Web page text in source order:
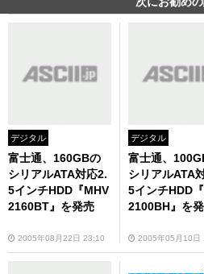
デジタル
富士通、160GBの
シリアルATA対応2.
5インチHDD『MHV
2160BT』を発売
2005年08月22日 23:10
デジタル
富士通、
シリアルATA
5インチHDD
2100BH』を
2005年05月10日